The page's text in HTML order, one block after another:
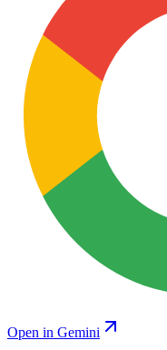
Open in Gemini